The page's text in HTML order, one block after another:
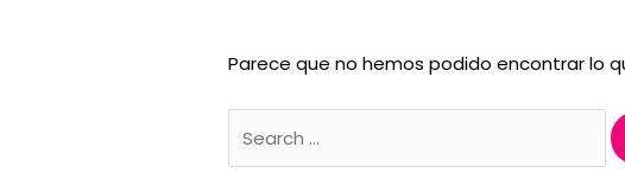
Parece que no hemos podido encontrar lo
por: